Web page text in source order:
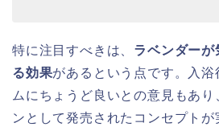
特に注目すべきは、 ラベンダーが
る効果があるという点です。入浴
ムにちょうど良いとの意見もあり
ンとして発売されたコンセプト